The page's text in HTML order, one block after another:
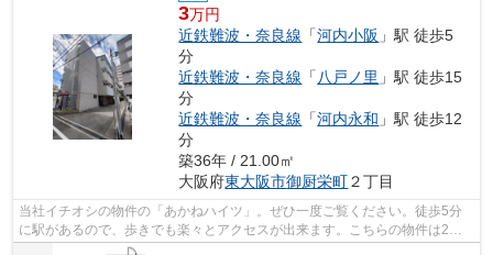
3万円
近鉄難波・奈良線 「河内小阪 」駅 徒歩5
分
近鉄難波・奈良線 「 八戸ノ里 」駅 徒歩15
分
近鉄難波・奈良線 「河内永和 」駅 徒歩12
分
築36年 / 21.00㎡
大阪府東大阪市御厨栄町２丁目
当社イチオシの物件の「あかねハイツ」。ぜひ一度ご覧ください。徒歩5分
に駅があるので、歩きでも楽々とアクセスが出来ます。こちらの物件は2駅
が利用圏内にあり便利です。初期費用カ...